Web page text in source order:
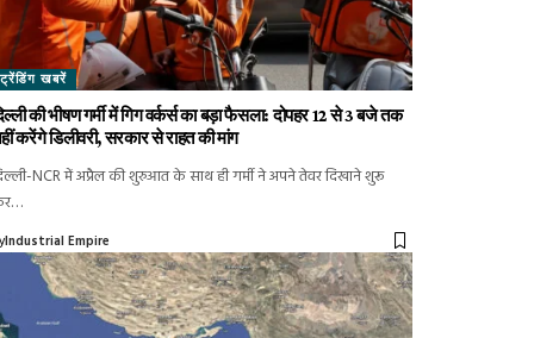
ट्रेंडिंग खबरें
की भीषण गर्मी में गिग वर्कर्स का बड़ा फैसला: दोपहर 12 से 3 बजे तक
करेंगे डिलीवरी, सरकार से राहत की मांग
NCR में अप्रैल की शुरुआत के साथ ही गर्मी ने अपने तेवर दिखाने शुरू
Industrial Empire